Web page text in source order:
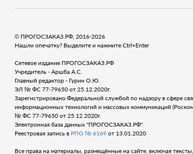
© ПРОГОСЗАКАЗ.РФ, 2016-2026
Нашли опечатку? Выделите и нажмите Ctrl+Enter
Сетевое издание ПРОГОСЗАКАЗ.РФ
Учредитель - Аршба А.С.
Главный редактор - Гурин О.Ю.
ЭЛ № ФС 77-79650 от 25.12.2020г.
Зарегистрировано Федеральной службой по надзору в сфере
информационных технологий и массовых коммуникаций
№ ФС 77-79650 от 25.12.2020г.
Электронная база данных "ПРОГОСЗАКАЗ.РФ"
Реестровая запись в РПО № 6169 от 13.01.2020
Все права на материалы, размещённые на сайте, включая